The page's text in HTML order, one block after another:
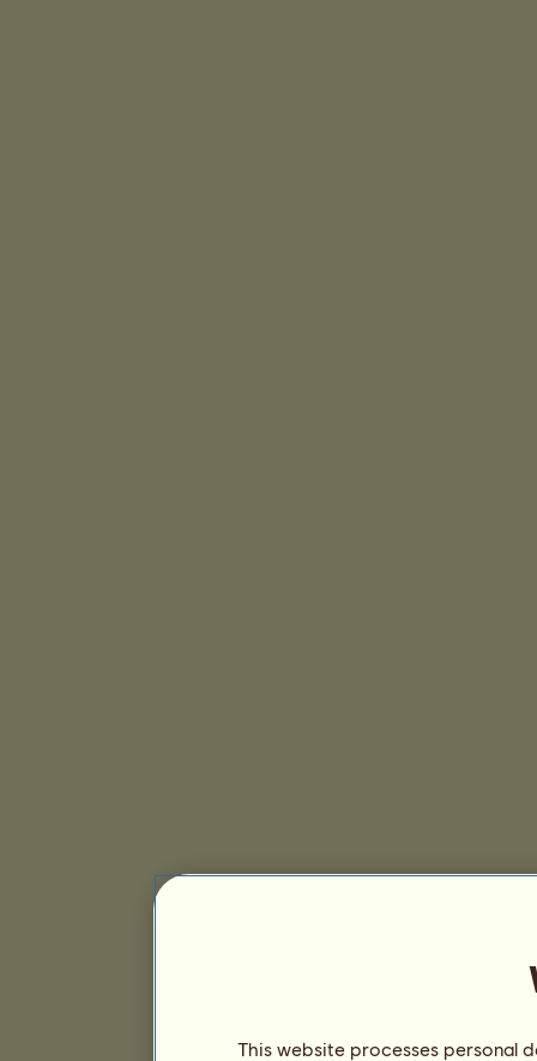
This website processes personal